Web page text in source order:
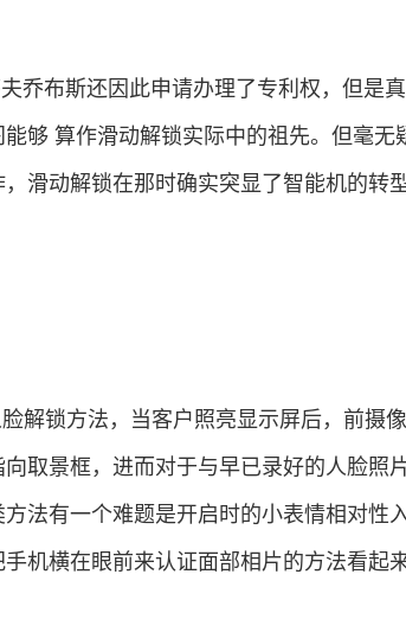
乔布斯还因此申请办理了专利权，但是
够 算作滑动解锁实际中的祖先。但毫无
滑动解锁在那时确实突显了智能机的转型
解锁方法，当客户照亮显示屏后，前摄
取景框，进而对于与早已录好的人脸照
法有一个难题是开启时的小表情相对性
机横在眼前来认证面部相片的方法看起来